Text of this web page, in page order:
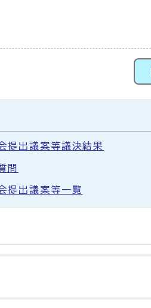
提出議案等議決結果
問
提出議案等一覧